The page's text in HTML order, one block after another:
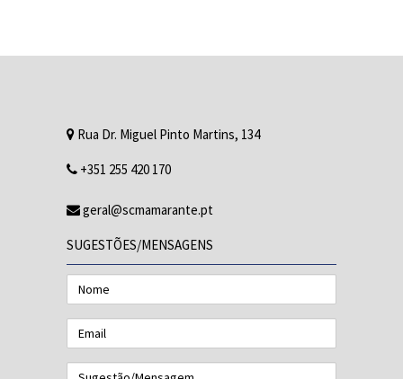
Rua Dr. Miguel Pinto Martins, 134
+351 255 420 170
geral@scmamarante.pt
SUGESTÕES/MENSAGENS
Nome
Email
Sugestão/Mensagem